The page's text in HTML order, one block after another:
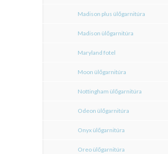
Madison plus ülőgarnitúra
Madison ülőgarnitúra
Maryland fotel
Moon ülőgarnitúra
Nottingham ülőgarnitúra
Odeon ülőgarnitúra
Onyx ülőgarnitúra
Oreo ülőgarnitúra